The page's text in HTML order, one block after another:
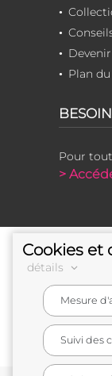
Plan
Pour
>
Cookies et
détails
Mesure
Suivi des